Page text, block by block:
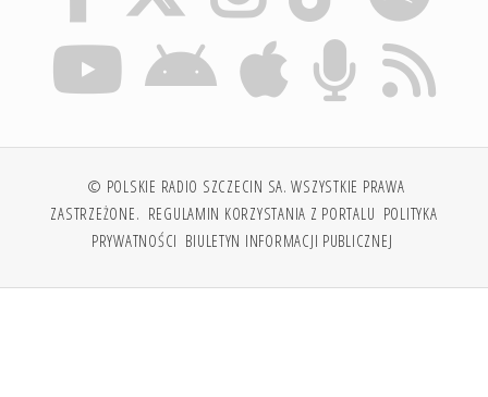
© POLSKIE RADIO SZCZECIN SA. WSZYSTKIE PRAWA
ZASTRZEŻONE. REGULAMIN KORZYSTANIA Z PORTALU POLITYKA
PRYWATNOŚCI BIULETYN INFORMACJI PUBLICZNEJ